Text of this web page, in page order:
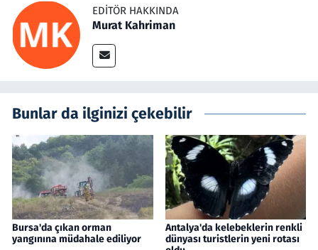
EDITÖR HAKKINDA
Murat Kahriman
Bunlar da ilginizi çekebilir
Bursa'da çıkan orman
yangınına müdahale ediliyor
Antalya'da kelebeklerin renkli
dünyası turistlerin yeni rotası